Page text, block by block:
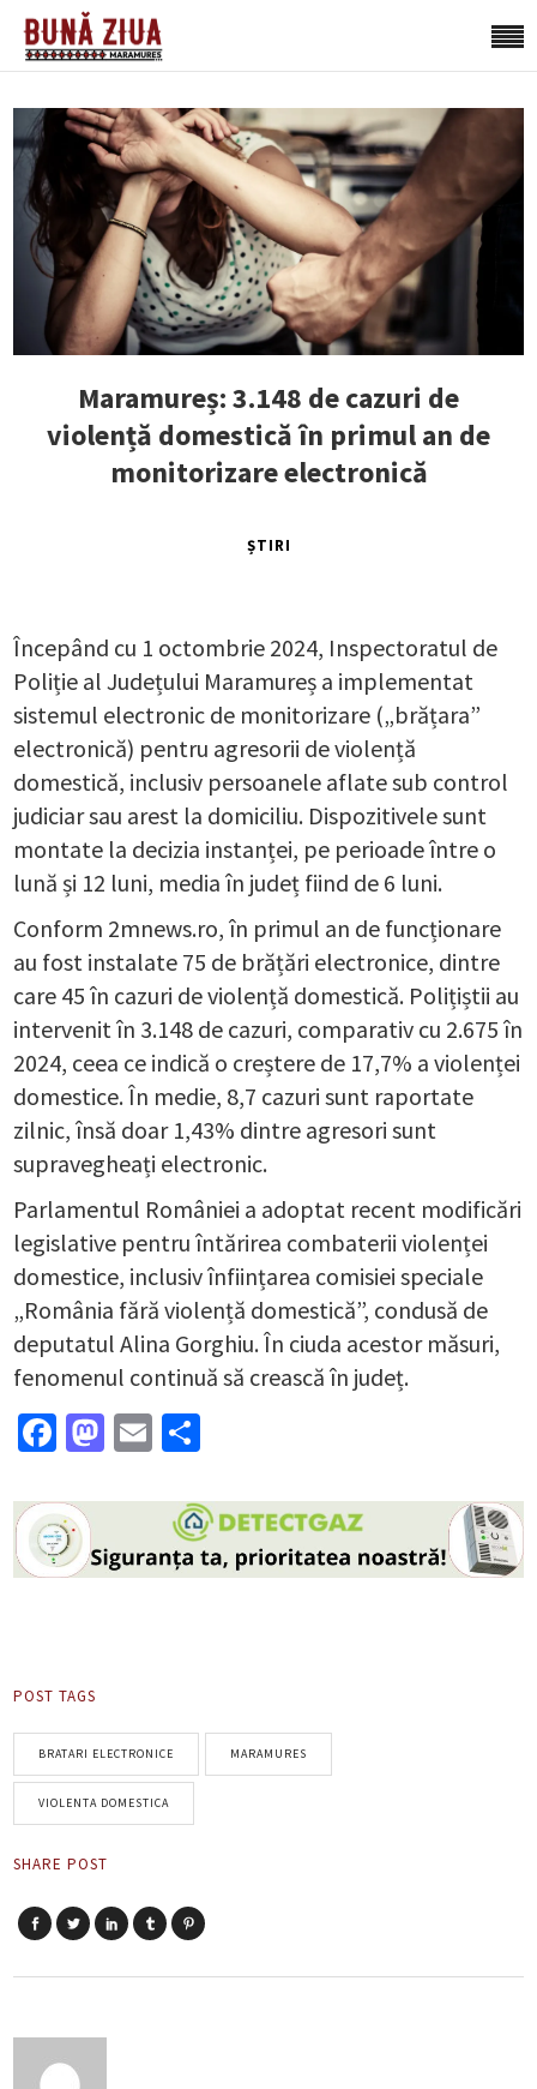
Maramureș: 3.148 de cazuri de
violență domestică în primul an de
monitorizare electronică
ȘTIRI
Începând cu 1 octombrie 2024, Inspectoratul de
Poliție al Județului Maramureș a implementat
sistemul electronic de monitorizare („brățara”
electronică) pentru agresorii de violență
domestică, inclusiv persoanele aflate sub control
judiciar sau arest la domiciliu. Dispozitivele sunt
montate la decizia instanței, pe perioade între o
lună și 12 luni, media în județ fiind de 6 luni.
Conform 2mnews.ro, în primul an de funcționare
au fost instalate 75 de brățări electronice, dintre
care 45 în cazuri de violență domestică. Polițiștii au
intervenit în 3.148 de cazuri, comparativ cu 2.675 în
2024, ceea ce indică o creștere de 17,7% a violenței
domestice. În medie, 8,7 cazuri sunt raportate
zilnic, însă doar 1,43% dintre agresori sunt
supravegheați electronic.
Parlamentul României a adoptat recent modificări
legislative pentru întărirea combaterii violenței
domestice, inclusiv înființarea comisiei speciale
„România fără violență domestică”, condusă de
deputatul Alina Gorghiu. În ciuda acestor măsuri,
fenomenul continuă să crească în județ.
Facebook
Mastodon
Email
POST TAGS
BRATARI ELECTRONICE MARAMURES
VIOLENTA DOMESTICA
SHARE POST